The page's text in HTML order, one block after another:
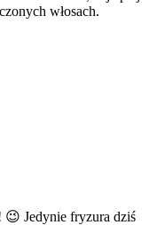
włosach.
😉 Jedynie fryzura dziś